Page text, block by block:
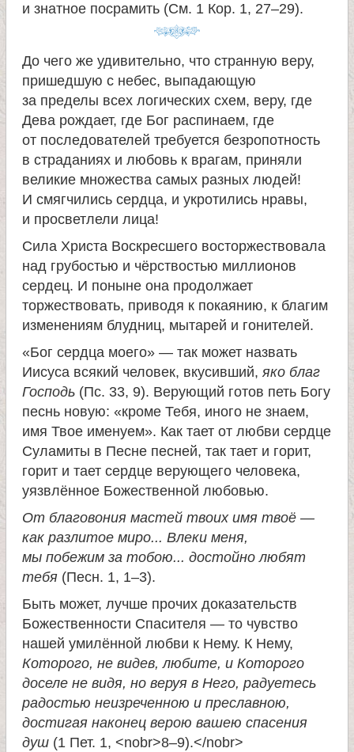
и знатное посрамить (См. 1 Кор. 1, 27–29).
До чего же удивительно, что странную веру,
пришедшую с небес, выпадающую
за пределы всех логических схем, веру, где
Дева рождает, где Бог распинаем, где
от последователей требуется безропотность
в страданиях и любовь к врагам, приняли
великие множества самых разных людей!
И смягчились сердца, и укротились нравы,
и просветлели лица!
Сила Христа Воскресшего восторжествовала
над грубостью и чёрствостью миллионов
сердец. И поныне она продолжает
торжествовать, приводя к покаянию, к благим
изменениям блудниц, мытарей и гонителей.
«Бог сердца моего» — так может назвать
Иисуса всякий человек, вкусивший, яко благ
Господь (Пс. 33, 9). Верующий готов петь Богу
песнь новую: «кроме Тебя, иного не знаем,
имя Твое именуем». Как тает от любви сердце
Суламиты в Песне песней, так тает и горит,
горит и тает сердце верующего человека,
уязвлённое Божественной любовью.
От благовония мастей твоих имя твоё —
как разлитое миро... Влеки меня,
мы побежим за тобою... достойно любят
тебя (Песн. 1, 1–3).
Быть может, лучше прочих доказательств
Божественности Спасителя — то чувство
нашей умилённой любви к Нему. К Нему,
Которого, не видев, любите, и Которого
доселе не видя, но веруя в Него, радуетесь
радостью неизреченною и преславною,
достигая наконец верою вашею спасения
душ (1 Пет. 1, <nobr>8–9).</nobr>